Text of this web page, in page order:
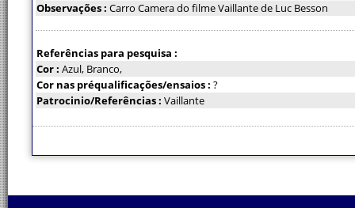
Observações : Carro Camera do filme Vaillante de Luc Besson
Referências para pesquisa :
Cor : Azul, Branco,
Cor nas préqualificações/ensaios : ?
Patrocinio/Referências : Vaillante